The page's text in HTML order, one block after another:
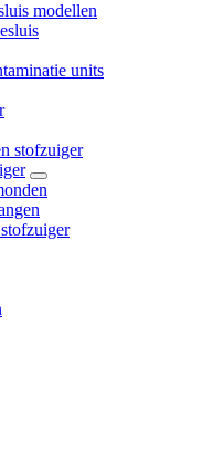
modellen
units
stofzuiger